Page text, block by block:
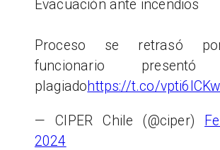
Evacuación ante incendios
Proceso se retrasó
funcionario presentó
plagiadohttps://t.co/
— CIPER Chile (@ciper)
2024